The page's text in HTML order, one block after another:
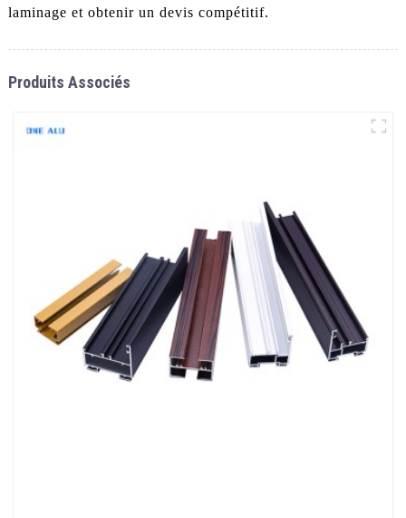
laminage et obtenir un devis compétitif.
Produits Associés